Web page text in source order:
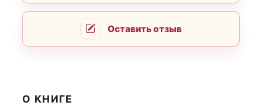
Оставить отзыв
О КНИГЕ